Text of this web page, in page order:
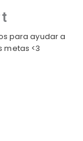
para ayudar a
metas <3